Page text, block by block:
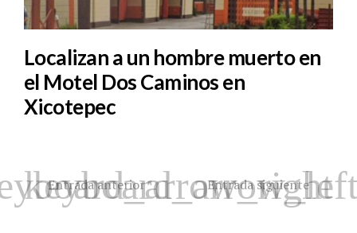
Localizan a un hombre muerto en
el Motel Dos Caminos en
Xicotepec
Entrada anterior Entrada siguiente